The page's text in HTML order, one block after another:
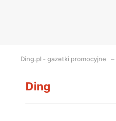
Ding.pl - gazetki promocyjne
Ding